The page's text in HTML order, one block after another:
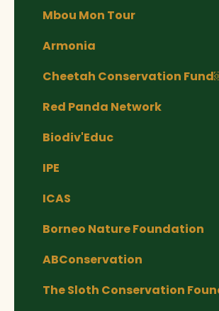
Mbou Mon Tour
Armonia
Cheetah Conservation
Red Panda Network
Biodiv'Educ
IPE
ICAS
Borneo Nature Foundation
ABConservation
The Sloth Conservation